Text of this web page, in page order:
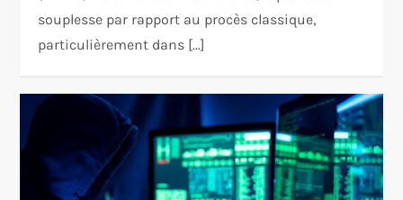
souplesse par rapport au procès classique,
particulièrement dans […]